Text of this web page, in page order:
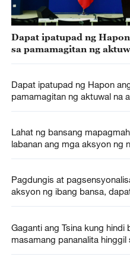
Dapat ipatupad ng
sa pamamagitan ng
Dapat ipatupad ng Hapon
pamamagitan ng aktuwal na
Lahat ng bansang
labanan ang mga aksyon ng
Pagdungis at
aksyon ng ibang bansa,
Gaganti ang Tsina kung hindi
masamang pananalita hinggil